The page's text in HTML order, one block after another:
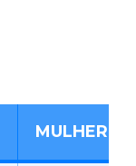
MULHER